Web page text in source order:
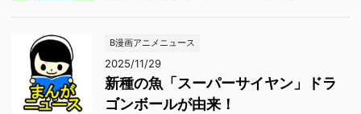
B漫画アニメニュース
2025/11/29
新種の魚「スーパーサイヤン」ドラ
ゴンボールが由来！